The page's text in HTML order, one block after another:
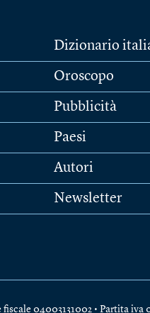
Dizionario
Oroscopo
Pubblicità
Paesi
Autori
Newsletter
04003131002 • Partita iva